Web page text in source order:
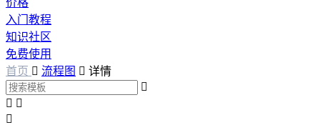
价格
入门教程
知识社区
免费使用
首页  流程图  详情

 
